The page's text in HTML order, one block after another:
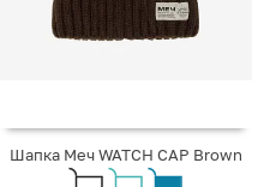
Шапка Меч WATCH CAP Brown